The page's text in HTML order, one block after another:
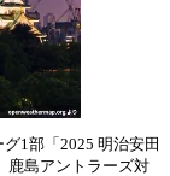
1部「2025 明治安田
鹿島アントラーズ対